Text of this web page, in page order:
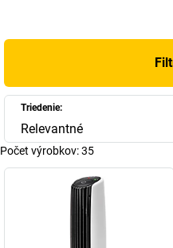
Triedenie:
Relevantné
Počet výrobkov:35